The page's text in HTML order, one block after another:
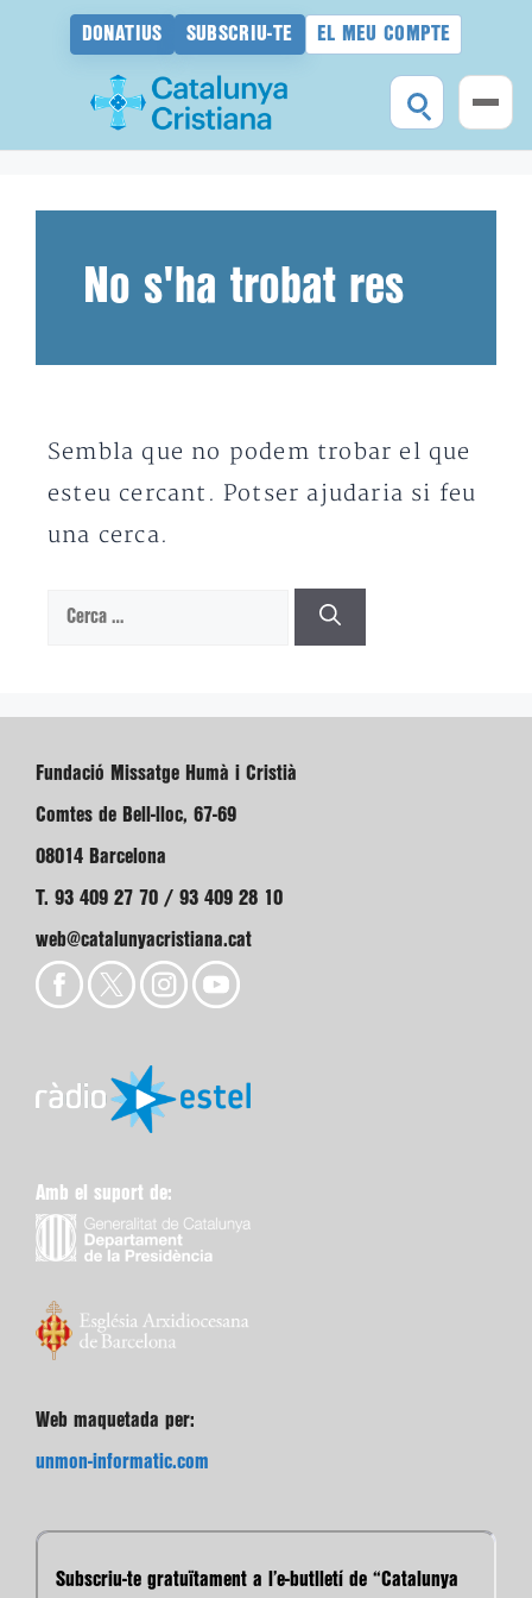
DONATIUS SUBSCRIU-TE EL MEU COMPTE
No s'ha trobat res
Sembla que no podem trobar el que
esteu cercant. Potser ajudaria si feu
una cerca.
Cerca:
Fundació Missatge Humà i Cristià
Comtes de Bell-lloc, 67-69
08014 Barcelona
T. 93 409 27 70 / 93 409 28 10
web@catalunyacristiana.cat
Amb el suport de:
Web maquetada per:
unmon-informatic.com
Subscriu-te gratuïtament a l’e-butlletí de “Catalunya